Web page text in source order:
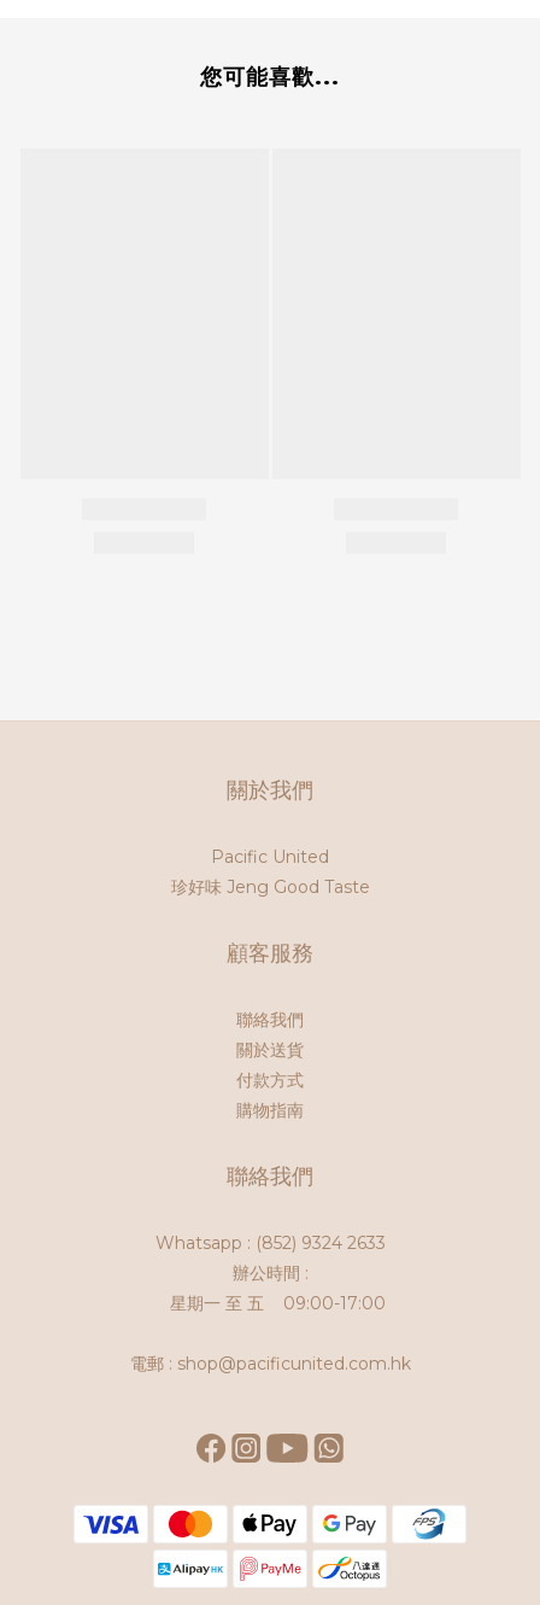
您可能喜歡...
關於我們
Pacific United
珍好味 Jeng Good Taste
顧客服務
聯絡我們
關於送貨
付款方式
購物指南
聯絡我們
Whatsapp : (852) 9324 2633
辦公時間 :
星期一 至 五 09:00-17:00
電郵 : shop@pacificunited.com.hk